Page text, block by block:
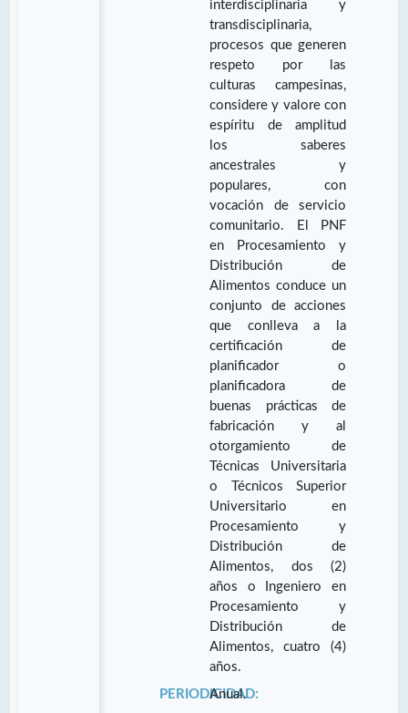
interdisciplinaria y
transdisciplinaria,
procesos que generen
respeto por las
culturas campesinas,
considere y valore con
espíritu de amplitud
los saberes
ancestrales y
populares, con
vocación de servicio
comunitario. El PNF
en Procesamiento y
Distribución de
Alimentos conduce un
conjunto de acciones
que conlleva a la
certificación de
planificador o
planificadora de
buenas prácticas de
fabricación y al
otorgamiento de
Técnicas Universitaria
o Técnicos Superior
Universitario en
Procesamiento y
Distribución de
Alimentos, dos (2)
años o Ingeniero en
Procesamiento y
Distribución de
Alimentos, cuatro (4)
años.
PERIODICIDAD:
Anual.